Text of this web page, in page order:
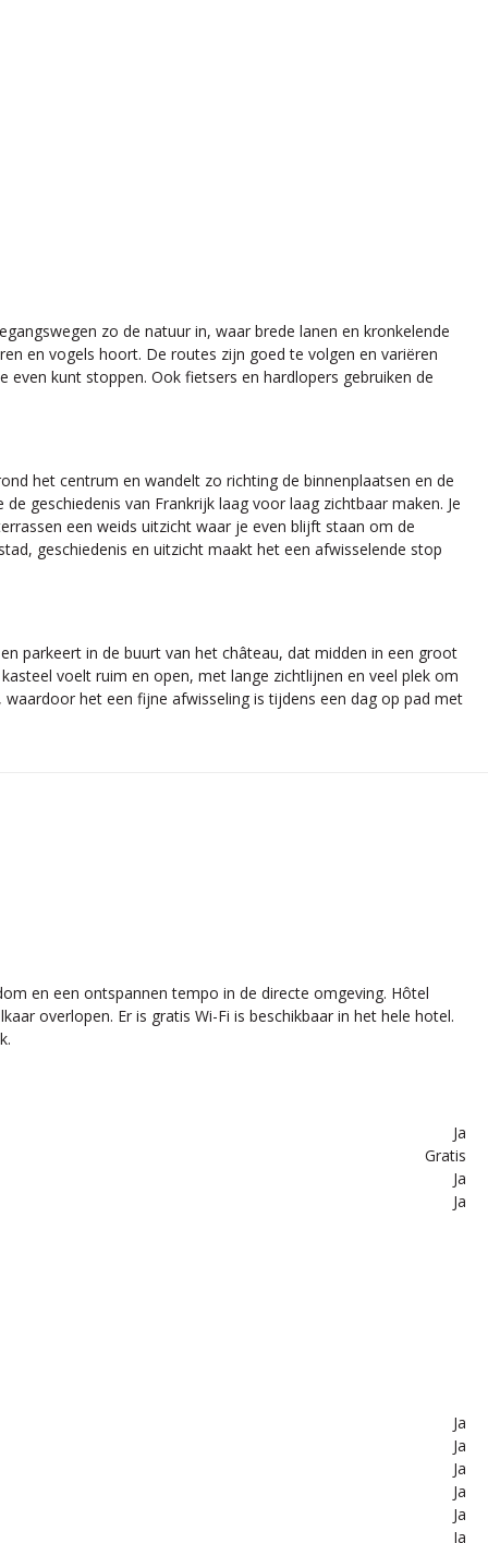
zo de natuur in, waar brede lanen en kronkelende
en vogels hoort. De routes zijn goed te volgen en variëren
kunt stoppen. Ook fietsers en hardlopers gebruiken de
het centrum en wandelt zo richting de binnenplaatsen en de
geschiedenis van Frankrijk laag voor laag zichtbaar maken. Je
een weids uitzicht waar je even blijft staan om de
geschiedenis en uitzicht maakt het een afwisselende stop
parkeert in de buurt van het château, dat midden in een groot
voelt ruim en open, met lange zichtlijnen en veel plek om
het een fijne afwisseling is tijdens een dag op pad met
en een ontspannen tempo in de directe omgeving. Hôtel
overlopen. Er is gratis Wi-Fi is beschikbaar in het hele hotel.
Ja
Gratis
Ja
Ja
Ja
Ja
Ja
Ja
Ja
Ja